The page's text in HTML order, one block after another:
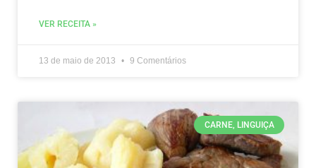
VER RECEITA »
13 de maio de 2013 9 Comentários
CARNE, LINGUIÇA